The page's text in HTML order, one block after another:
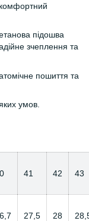
підошва
зчеплення та
пошиття та
умов.
41 42 43
27,5 28